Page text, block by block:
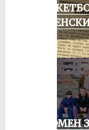
СПОМЕН